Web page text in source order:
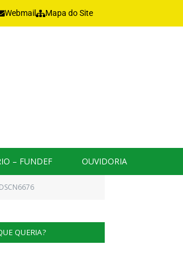
Webmail Mapa do Site
– FUNDEF OUVIDORIA
DSCN6676
QUERIA?